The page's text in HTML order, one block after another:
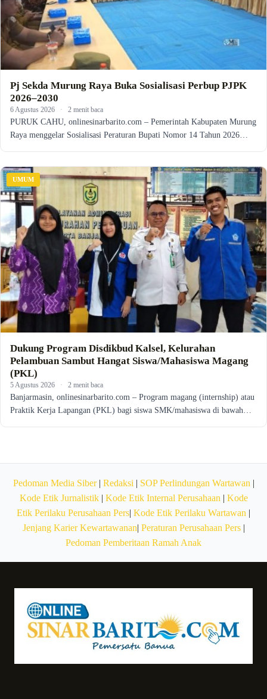
Pj Sekda Murung Raya Buka Sosialisasi Perbup PJPK
2026–2030
6 Agustus 2026 · 2 menit baca
PURUK CAHU, onlinesinarbarito.com – Pemerintah Kabupaten Murung
Raya menggelar Sosialisasi Peraturan Bupati Nomor 14 Tahun 2026…
UMUM
Dukung Program Disdikbud Kalsel, Kelurahan
Pelambuan Sambut Hangat Siswa/Mahasiswa Magang
(PKL)
5 Agustus 2026 · 2 menit baca
Banjarmasin, onlinesinarbarito.com – Program magang (internship) atau
Praktik Kerja Lapangan (PKL) bagi siswa SMK/mahasiswa di bawah…
Pedoman Media Siber| Redaksi| SOP Perlindungan Wartawan|
Kode Etik Jurnalistik| Kode Etik Internal Perusahaan| Kode
Etik Perilaku Perusahaan Pers Kode Etik Perilaku Wartawan
Jenjang Karier Kewartawanan| Peraturan Perusahaan Pers|
Pedoman Pemberitaan Ramah Anak